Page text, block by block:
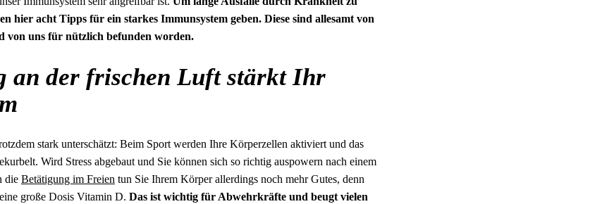
hier acht Tipps für ein starkes Immunsystem geben. Diese sind allesamt von
von uns für nützlich befunden worden.
an der frischen Luft stärkt Ihr
stark unterschätzt: Beim Sport werden Ihre Körperzellen aktiviert und das
Wird Stress abgebaut und Sie können sich so richtig auspowern nach einem
die Betätigung im Freien tun Sie Ihrem Körper allerdings noch mehr Gutes, denn
große Dosis Vitamin D. Das ist wichtig für Abwehrkräfte und beugt vielen